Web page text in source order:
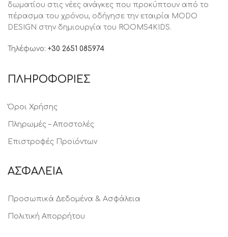
δωματίου στις νέες ανάγκες που προκύπτουν από το
πέρασμα του χρόνου, oδήγησε την εταιρία MODO
DESIGN στην δημιουργία του ROOMS4KIDS.
Τηλέφωνο: +30 2651 085974
ΠΛΗΡΟΦΟΡΙΕΣ
Όροι Χρήσης
Πληρωμές – Αποστολές
Επιστροφές Προϊόντων
ΑΣΦΑΛΕΙΑ
Προσωπικά Δεδομένα & Ασφάλεια
Πολιτική Απορρήτου